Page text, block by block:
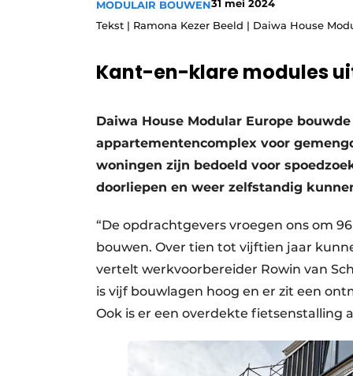
storymetadata
Vacatures
Video’s
MODULAIR BOUWEN31 mei 2024
Tekst | Ramona Kezer Beeld | Daiwa House
Kant-en-klare modules
Daiwa House Modular Europe
appartementencomplex voor
woningen zijn bedoeld voor
doorliepen en weer zelfstandig
“De opdrachtgevers vroegen ons om
bouwen. Over tien tot vijftien jaar
vertelt werkvoorbereider Rowin van
is vijf bouwlagen hoog en er zit een
Ook is er een overdekte fietsenstalling